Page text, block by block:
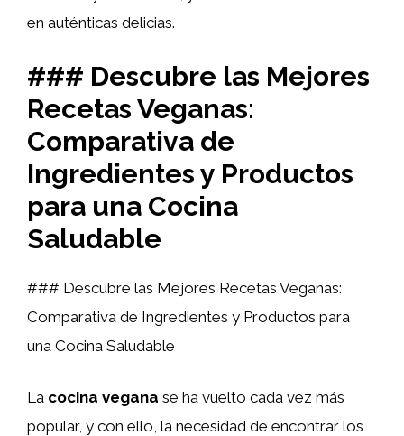
en auténticas delicias.
### Descubre las Mejores
Recetas Veganas:
Comparativa de
Ingredientes y Productos
para una Cocina
Saludable
### Descubre las Mejores Recetas Veganas:
Comparativa de Ingredientes y Productos para
una Cocina Saludable
La cocina vegana se ha vuelto cada vez más
popular, y con ello, la necesidad de encontrar los